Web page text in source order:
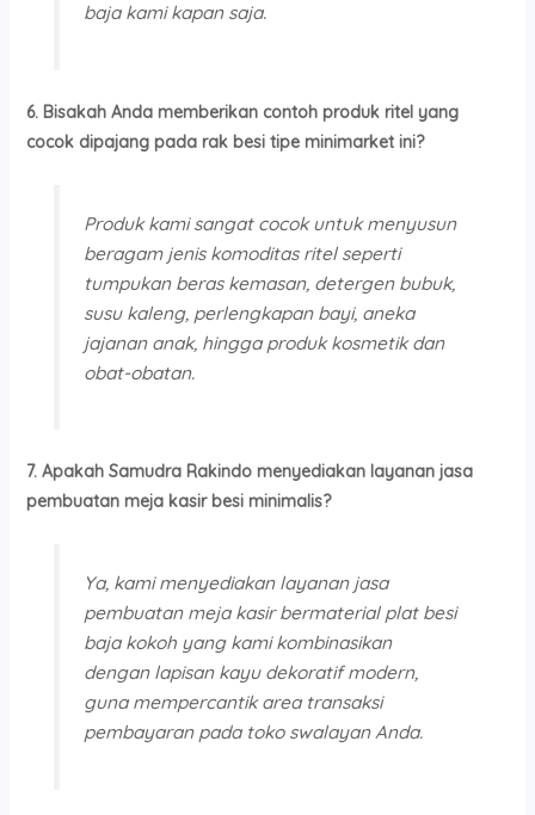
baja kami kapan saja.
6. Bisakah Anda memberikan contoh produk ritel yang
cocok dipajang pada rak besi tipe minimarket ini?
Produk kami sangat cocok untuk menyusun
beragam jenis komoditas ritel seperti
tumpukan beras kemasan, detergen bubuk,
susu kaleng, perlengkapan bayi, aneka
jajanan anak, hingga produk kosmetik dan
obat-obatan.
7. Apakah Samudra Rakindo menyediakan layanan jasa
pembuatan meja kasir besi minimalis?
Ya, kami menyediakan layanan jasa
pembuatan meja kasir bermaterial plat besi
baja kokoh yang kami kombinasikan
dengan lapisan kayu dekoratif modern,
guna mempercantik area transaksi
pembayaran pada toko swalayan Anda.